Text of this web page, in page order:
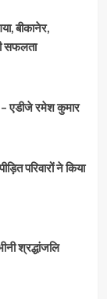
बीकानेर,
सफलता
– एडीजे रमेश कुमार
परिवारों ने किया
श्रद्धांजलि